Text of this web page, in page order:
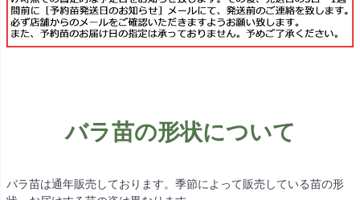
バラ苗の形状について
バラ苗は通年販売しております。季節によって販売している苗の形